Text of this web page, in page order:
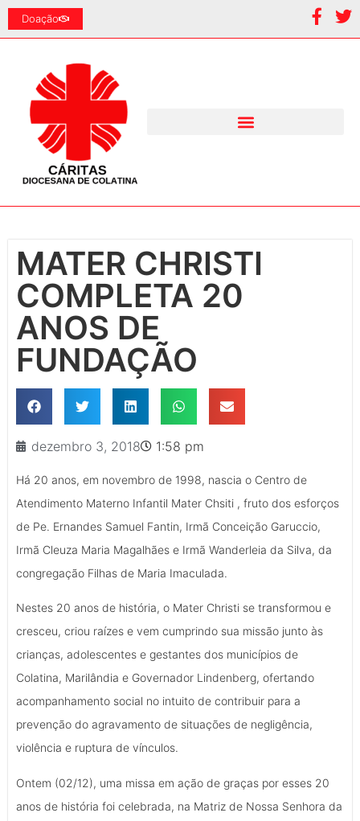
Doação
MATER CHRISTI
COMPLETA 20
ANOS DE
FUNDAÇÃO
dezembro 3, 2018 1:58 pm
Há 20 anos, em novembro de 1998, nascia o Centro de
Atendimento Materno Infantil Mater Chsiti , fruto dos esforços
de Pe. Ernandes Samuel Fantin, Irmã Conceição Garuccio,
Irmã Cleuza Maria Magalhães e Irmã Wanderleia da Silva, da
congregação Filhas de Maria Imaculada.
Nestes 20 anos de história, o Mater Christi se transformou e
cresceu, criou raízes e vem cumprindo sua missão junto às
crianças, adolescentes e gestantes dos municípios de
Colatina, Marilândia e Governador Lindenberg, ofertando
acompanhamento social no intuito de contribuir para a
prevenção do agravamento de situações de negligência,
violência e ruptura de vínculos.
Ontem (02/12), uma missa em ação de graças por esses 20
anos de história foi celebrada, na Matriz de Nossa Senhora da